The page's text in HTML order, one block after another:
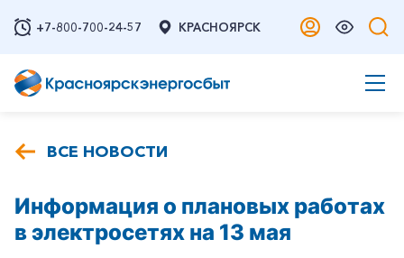
+7-800-700-24-57 КРАСНОЯРСК
ВСЕ НОВОСТИ
Информация о плановых работах
в электросетях на 13 мая